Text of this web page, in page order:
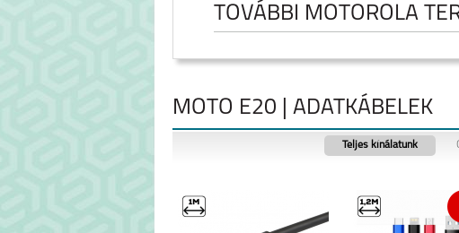
TOVÁBBI MOTOROLA
MOTO G05
MOTO E20 | ADATKÁBELEK
Teljes kínálatunk